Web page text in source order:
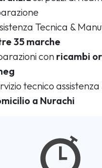
Tecnica &
35 marche
con ricambi
tecnico
a Nurachi